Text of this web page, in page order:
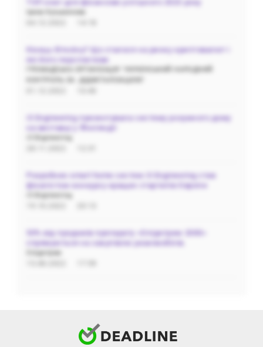
ТОП книг для фінансово успішного 2023 року
Кінець біткоїну? Що сталося на ринку криптовалют і
які його перспективи
i3 Engineering презентувала систему розумного дому
на виставці у Фінляндії
Розробник smart home систем i3 Engineering став
фіналістом конкурсу кращих стартапів Європи
50% від продажів препарату «Олідетрим 2000»
спрямуються на закупівлю реанімобілів.